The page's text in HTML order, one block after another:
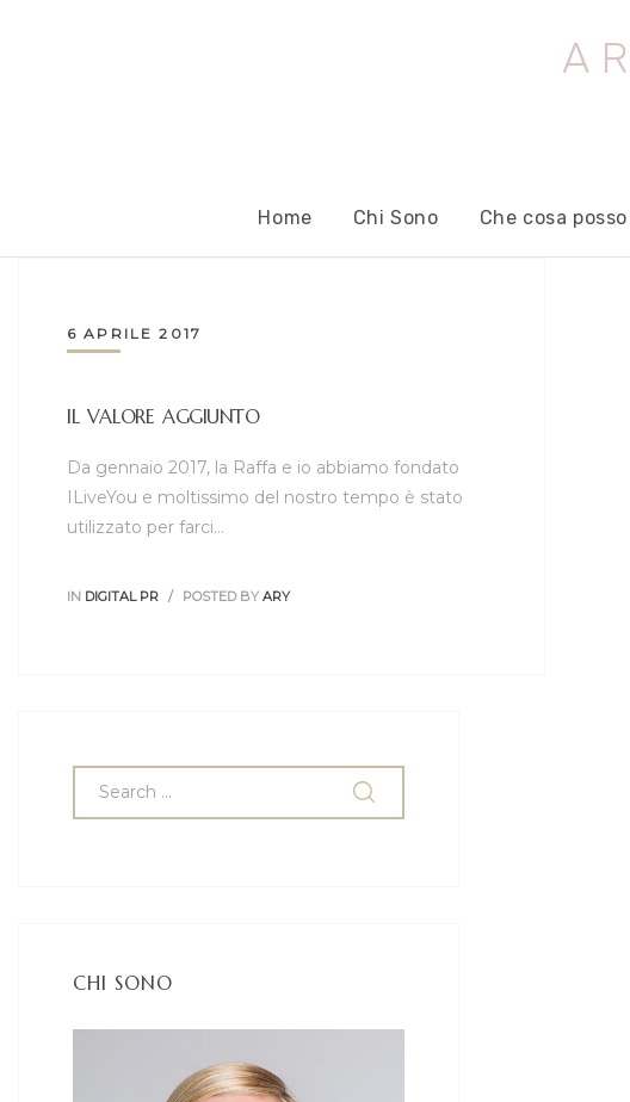
Home Chi Sono Che cosa
6 APRILE 2017
IL VALORE AGGIUNTO
Da gennaio 2017, la Raffa e io abbiamo fondato
ILiveYou e moltissimo del nostro tempo è stato
utilizzato per farci…
IN DIGITAL PR POSTED BY ARY
CHI SONO